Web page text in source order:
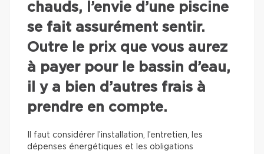
chauds, l’envie d’une piscine
se fait assurément sentir.
Outre le prix que vous aurez
à payer pour le bassin d’eau,
il y a bien d’autres frais à
prendre en compte.
Il faut considérer l’installation, l’entretien, les
dépenses énergétiques et les obligations